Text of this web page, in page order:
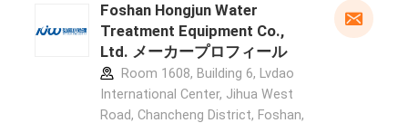
Foshan Hongjun Water
Treatment Equipment Co.,
Ltd. メーカープロフィール
Room 1608, Building 6, Lvdao
International Center, Jihua West
Road, Chancheng District, Foshan,